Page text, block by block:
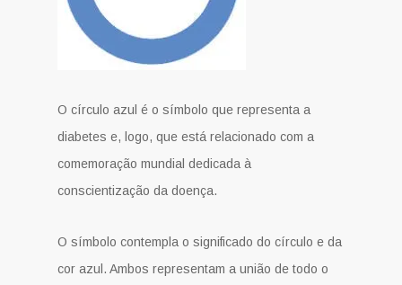
O círculo azul é o símbolo que representa a
diabetes e, logo, que está relacionado com a
comemoração mundial dedicada à
conscientização da doença.
O símbolo contempla o significado do círculo e da
cor azul. Ambos representam a união de todo o